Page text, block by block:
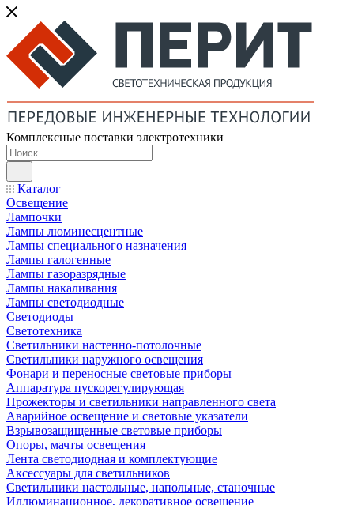
Комплексные поставки электротехники
Каталог
Освещение
Лампочки
Лампы люминесцентные
Лампы специального назначения
Лампы галогенные
Лампы газоразрядные
Лампы накаливания
Лампы светодиодные
Светодиоды
Светотехника
Светильники настенно-потолочные
Светильники наружного освещения
Фонари и переносные световые приборы
Аппаратура пускорегулирующая
Прожекторы и светильники направленного света
Аварийное освещение и световые указатели
Взрывозащищенные световые приборы
Опоры, мачты освещения
Лента светодиодная и комплектующие
Аксессуары для светильников
Светильники настольные, напольные, станочные
Иллюминационное, декоративное освещение